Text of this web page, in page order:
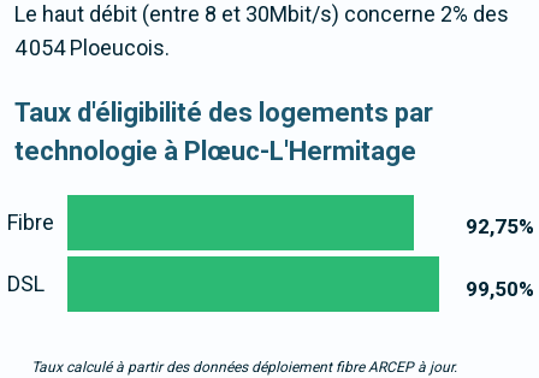
Le haut débit (entre 8 et 30Mbit/s) concerne 2% des
4 054 Ploeucois.
Taux d'éligibilité des logements par
technologie à Plœuc-L'Hermitage
92,75%
99,50%
Fibre
DSL
Taux calculé à partir des données déploiement fibre ARCEP à jour.